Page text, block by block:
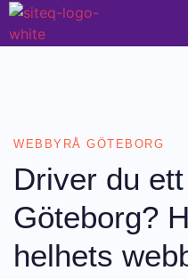
WEBBYRÅ GÖTEBORG
Driver du
Göteborg?
helhets